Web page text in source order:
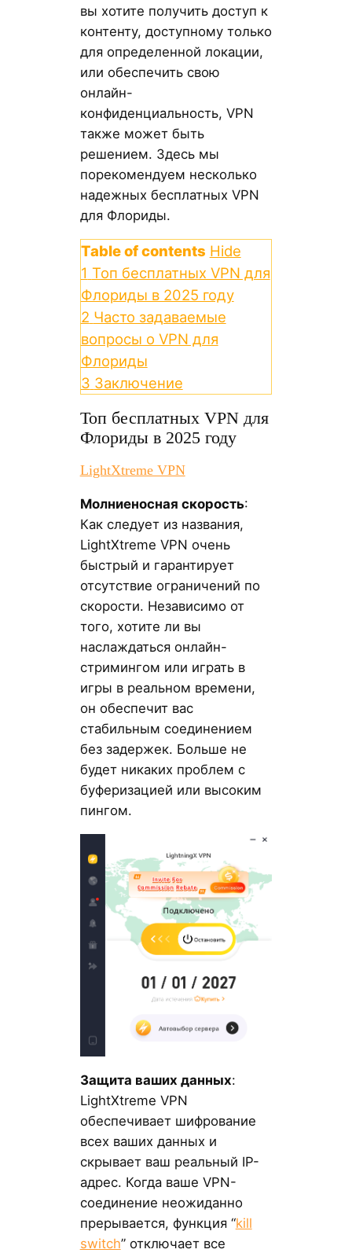
вы хотите получить доступ к
контенту, доступному только
для определенной локации,
или обеспечить свою
онлайн-
конфиденциальность, VPN
также может быть
решением. Здесь мы
порекомендуем несколько
надежных бесплатных VPN
для Флориды.
Table of contents Hide
1 Топ бесплатных VPN для
Флориды в 2025 году
2 Часто задаваемые
вопросы о VPN для
Флориды
3 Заключение
Топ бесплатных VPN для
Флориды в 2025 году
LightXtreme VPN
Молниеносная скорость:
Как следует из названия,
LightXtreme VPN очень
быстрый и гарантирует
отсутствие ограничений по
скорости. Независимо от
того, хотите ли вы
наслаждаться онлайн-
стримингом или играть в
игры в реальном времени,
он обеспечит вас
стабильным соединением
без задержек. Больше не
будет никаких проблем с
буферизацией или высоким
пингом.
Защита ваших данных:
LightXtreme VPN
обеспечивает шифрование
всех ваших данных и
скрывает ваш реальный IP-
адрес. Когда ваше VPN-
соединение неожиданно
прерывается, функция “kill
switch” отключает все